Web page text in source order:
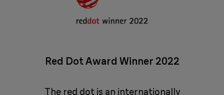
Red Dot Award Winner 2022
The red dot is an internationally